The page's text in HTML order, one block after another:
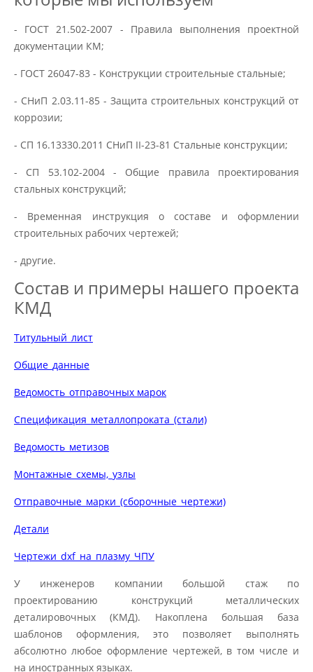
- ГОСТ 21.502-2007 - Правила выполнения проектной
документации КМ;
- ГОСТ 26047-83 - Конструкции строительные стальные;
- СНиП 2.03.11-85 - Защита строительных конструкций от
коррозии;
- СП 16.13330.2011 СНиП II-23-81 Стальные конструкции;
- СП 53.102-2004 - Общие правила проектирования
стальных конструкций;
- Временная инструкция о составе и оформлении
строительных рабочих чертежей;
- другие.
Состав и примеры нашего проекта
КМД
Титульный_лист
Общие_данные
Ведомость_отправочных марок
Спецификация_металлопроката_(стали)
Ведомость_метизов
Монтажные_схемы,_узлы
Отправочные_марки_(сборочные_чертежи)
Детали
Чертежи_dxf_на_плазму_ЧПУ
У инженеров компании большой стаж по
проектированию конструкций металлических
деталировочных (КМД). Накоплена большая база
шаблонов оформления, это позволяет выполнять
абсолютно любое оформление чертежей, в том числе и
на иностранных языках.